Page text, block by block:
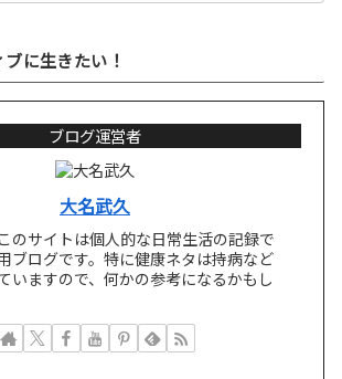
に生きたい！
ブログ運営者
大名武久
のサイトは個人的な日常生活の記録で
ブログです。特に健康ネタは持病など
いますので、何かの参考になるかもし